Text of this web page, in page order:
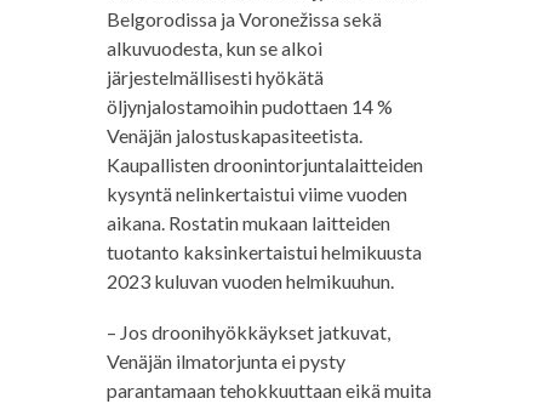
Belgorodissa ja Voronežissa sekä
alkuvuodesta, kun se alkoi
järjestelmällisesti hyökätä
öljynjalostamoihin pudottaen 14 %
Venäjän jalostuskapasiteetista.
Kaupallisten droonintorjuntalaitteiden
kysyntä nelinkertaistui viime vuoden
aikana. Rostatin mukaan laitteiden
tuotanto kaksinkertaistui helmikuusta
2023 kuluvan vuoden helmikuuhun.
– Jos droonihyökkäykset jatkuvat,
Venäjän ilmatorjunta ei pysty
parantamaan tehokkuuttaan eikä muita